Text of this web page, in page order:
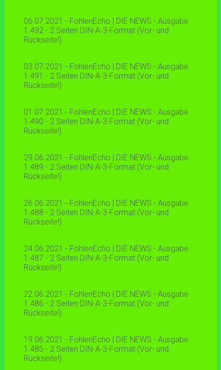
06.07.2021 - FohlenEcho | DIE NEWS - Ausgabe
1.492 - 2 Seiten DIN-A-3-Format (Vor- und
Rückseite!)
03.07.2021 - FohlenEcho | DIE NEWS - Ausgabe
1.491 - 2 Seiten DIN-A-3-Format (Vor- und
Rückseite!)
01.07.2021 - FohlenEcho | DIE NEWS - Ausgabe
1.490 - 2 Seiten DIN-A-3-Format (Vor- und
Rückseite!)
29.06.2021 - FohlenEcho | DIE NEWS - Ausgabe
1.489 - 2 Seiten DIN-A-3-Format (Vor- und
Rückseite!)
26.06.2021 - FohlenEcho | DIE NEWS - Ausgabe
1.488 - 2 Seiten DIN-A-3-Format (Vor- und
Rückseite!)
24.06.2021 - FohlenEcho | DIE NEWS - Ausgabe
1.487 - 2 Seiten DIN-A-3-Format (Vor- und
Rückseite!)
22.06.2021 - FohlenEcho | DIE NEWS - Ausgabe
1.486 - 2 Seiten DIN-A-3-Format (Vor- und
Rückseite!)
19.06.2021 - FohlenEcho | DIE NEWS - Ausgabe
1.485 - 2 Seiten DIN-A-3-Format (Vor- und
Rückseite!)